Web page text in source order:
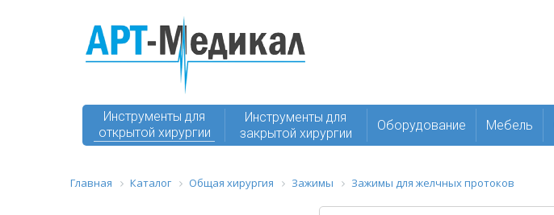
Инструменты для
открытой хирургии
Инструменты для
закрытой хирургии
Оборудование Мебель
Главная Каталог Общая хирургия Зажимы Зажимы для желчных протоков